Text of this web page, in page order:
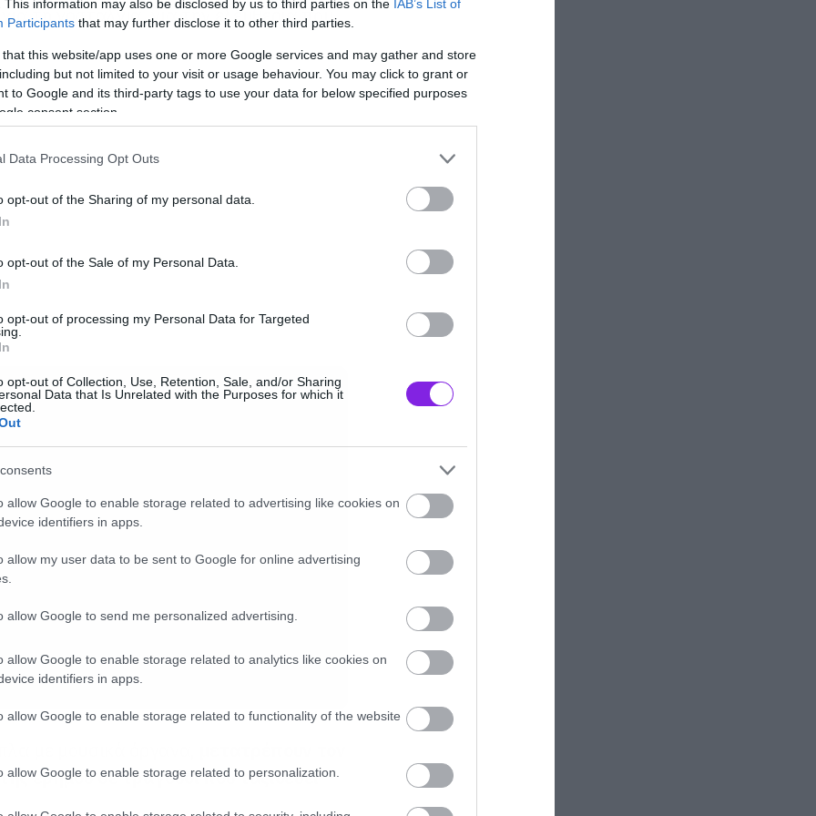
This information may also be disclosed by us to third parties on the IAB’s List of
Participants that may further disclose it to other third parties.
that this website/app uses one or more Google services and may gather and store
but not limited to your visit or usage behaviour. You may click to grant or
to Google and its third-party tags to use your data for below specified purposes
consent section.
Data Processing Opt Outs
opt-out of the Sharing of my personal data.
opt-out of the Sale of my Personal Data.
opt-out of processing my Personal Data for Targeted
opt-out of Collection, Use, Retention, Sale, and/or Sharing
Data that Is Unrelated with the Purposes for which it
allow Google to enable storage related to advertising like cookies on
identifiers in apps.
allow my user data to be sent to Google for online advertising
allow Google to send me personalized advertising.
allow Google to enable storage related to analytics like cookies on
identifiers in apps.
allow Google to enable storage related to functionality of the website
allow Google to enable storage related to personalization.
τη νοσταλγία, για την ελευθερία που
με μουσικά όργανα,
ερήμου σε τραγούδι που ταξιδεύει